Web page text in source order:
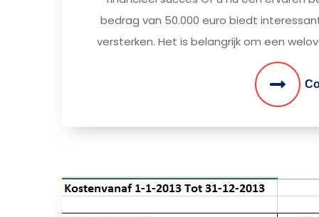
bedrag van 50.000 euro biedt
versterken. Het is belangrijk om een